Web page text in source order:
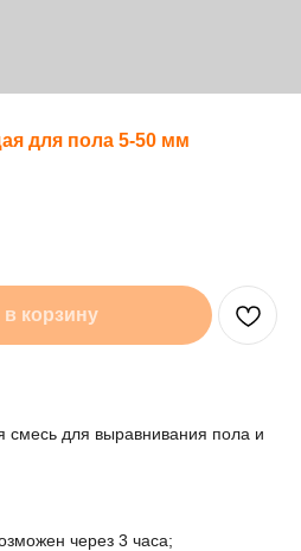
для пола 5-50 мм
корзину
смесь для выравнивания пола и
через 3 часа;